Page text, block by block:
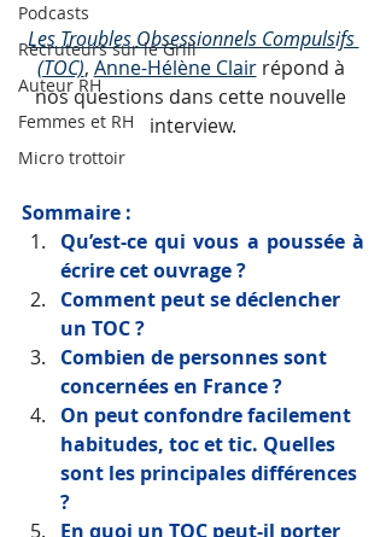
Podcasts
Recruteurs sur le Grill
Auteur RH
Femmes et RH
Micro trottoir
Les Troubles Obsessionnels Compulsifs
(TOC), Anne-Hélène Clair répond à
nos questions dans cette nouvelle
interview.
Sommaire :
Qu’est-ce qui vous a poussée à
écrire cet ouvrage ?
Comment peut se déclencher
un TOC ?
Combien de personnes sont
concernées en France ?
On peut confondre facilement
habitudes, toc et tic. Quelles
sont les principales différences
?
En quoi un TOC peut-il porter